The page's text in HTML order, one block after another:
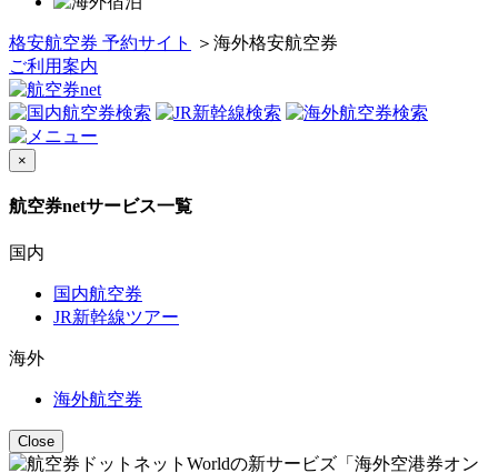
格安航空券 予約サイト ＞ 海外格安航空券
ご利用案内
×
航空券netサービス一覧
国内
国内航空券
JR新幹線ツアー
海外
海外航空券
Close